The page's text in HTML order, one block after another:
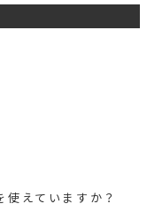
えていますか？